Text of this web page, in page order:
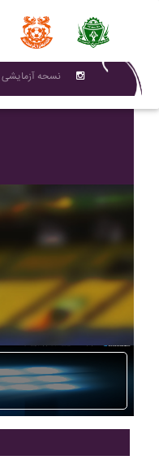
نسحه آزمایشی